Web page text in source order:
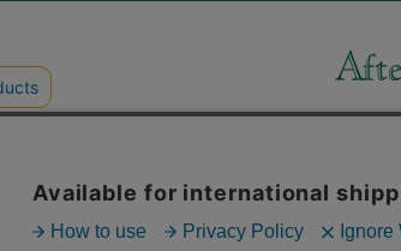
また、ギフトセットなどギフ
「ソーシャルギフト